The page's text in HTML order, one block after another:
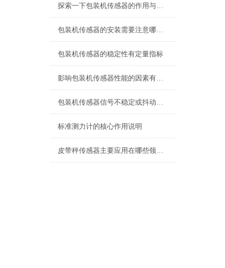
探索一下包装机传感器的作用与原理
包装机传感器的安装需要注意哪些问题？
包装机传感器的稳定性有定量指标
影响包装机传感器性能的因素有哪些？
包装机传感器信号不稳定或抖动的处理方法
标准测力计的核心作用说明
皮带秤传感器主要应用在哪些领域，它又具有哪些特点